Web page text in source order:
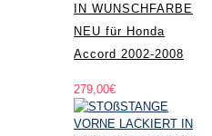
IN WUNSCHFARBE
NEU für Honda
Accord 2002-2008
279,00€